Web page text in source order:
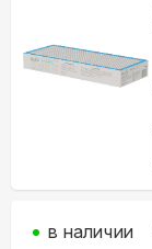
в наличии